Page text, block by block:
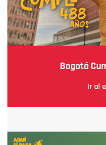
Bogotá
Ir al